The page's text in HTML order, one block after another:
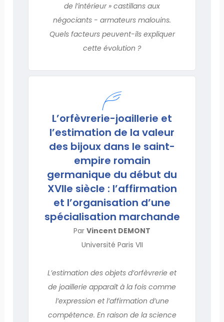
de l’intérieur » castillans aux
négociants - armateurs malouins.
Quels facteurs peuvent-ils expliquer
cette évolution ?
L’orfèvrerie-joaillerie et
l’estimation de la valeur
des bijoux dans le saint-
empire romain
germanique du début du
XVIIe siècle : l’affirmation
et l’organisation d’une
spécialisation marchande
Par Vincent DEMONT
Université Paris VII
L’estimation des objets d’orfèvrerie et
de joaillerie apparaît à la fois comme
l’expression et l’affirmation d’une
compétence. En raison de la science